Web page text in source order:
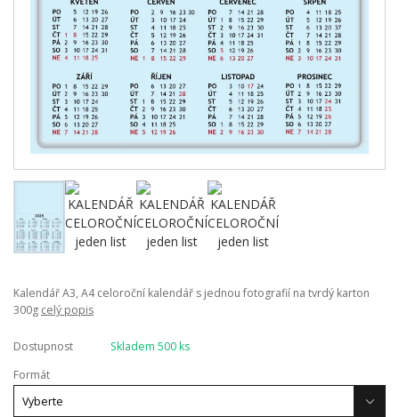
Kalendář A3, A4 celoroční kalendář s jednou fotografií na tvrdý karton
300g celý popis
Dostupnost
Skladem 500 ks
Formát